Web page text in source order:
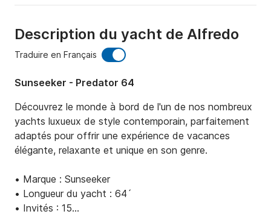
Description du yacht de Alfredo
Traduire en Français
Sunseeker - Predator 64
Découvrez le monde à bord de l'un de nos nombreux
yachts luxueux de style contemporain, parfaitement
adaptés pour offrir une expérience de vacances
élégante, relaxante et unique en son genre.
• Marque : Sunseeker
• Longueur du yacht : 64´
• Invités : 15